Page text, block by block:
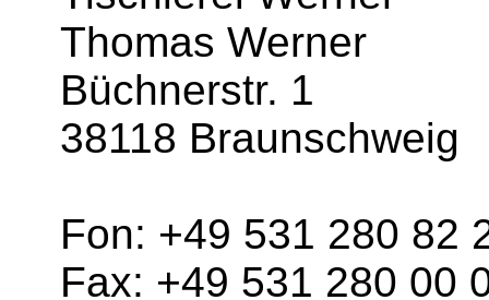
Thomas Werner
Büchnerstr. 1
38118 Braunschweig
Fon: +49 531 280 82
Fax: +49 531 280 00